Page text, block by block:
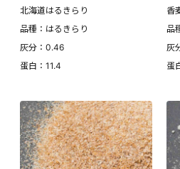
北海道はるきらり
品種：はるきらり
灰分：0.46
蛋白：11.4
香
品
灰
蛋